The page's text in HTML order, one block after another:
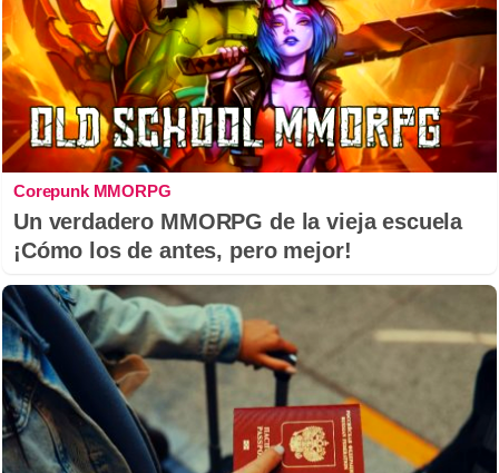
Corepunk MMORPG
Un verdadero MMORPG de la vieja escuela
¡Cómo los de antes, pero mejor!